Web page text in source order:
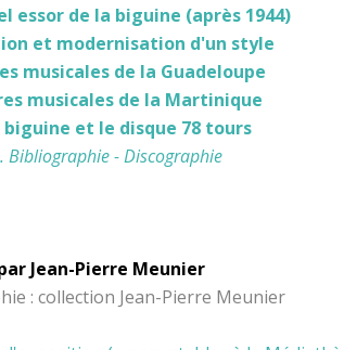
essor de la biguine (après 1944)
et modernisation d'un style
musicales de la Guadeloupe
musicales de la Martinique
biguine et le disque 78 tours
Bibliographie - Discographie
Jean-Pierre Meunier
: collection Jean-Pierre Meunier